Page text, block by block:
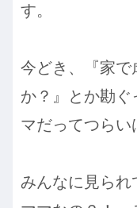
す。
今どき、『家で
か？』とか勘ぐ
マだってつらい
みんなに見ら